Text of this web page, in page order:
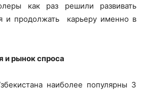
как раз решили развивать
и продолжать карьеру именно в
и рынок спроса
наиболее популярны 3